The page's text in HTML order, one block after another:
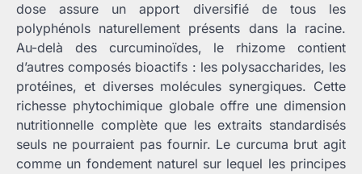
dose assure un apport diversifié de tous les
polyphénols naturellement présents dans la racine.
Au-delà des curcuminoïdes, le rhizome contient
d’autres composés bioactifs : les polysaccharides, les
protéines, et diverses molécules synergiques. Cette
richesse phytochimique globale offre une dimension
nutritionnelle complète que les extraits standardisés
seuls ne pourraient pas fournir. Le curcuma brut agit
comme un fondement naturel sur lequel les principes